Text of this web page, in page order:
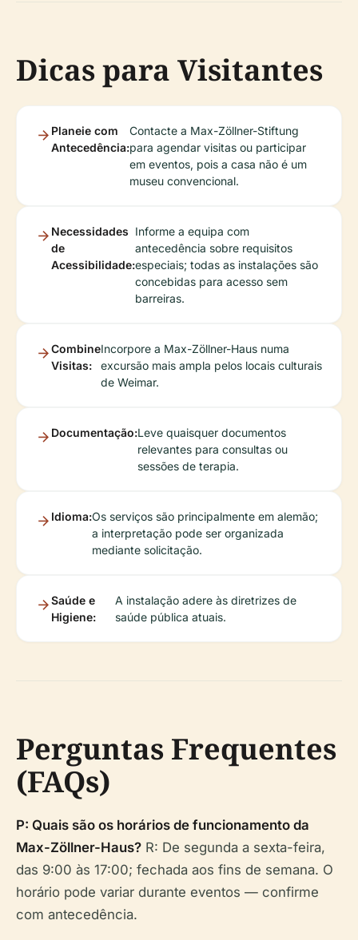
Dicas para Visitantes
Planeie com
Antecedência:
Contacte a Max-Zöllner-Stiftung
para agendar visitas ou participar
em eventos, pois a casa não é um
museu convencional.
Necessidades
de
Acessibilidade:
Informe a equipa com
antecedência sobre requisitos
especiais; todas as instalações são
concebidas para acesso sem
barreiras.
Combine
Visitas:
Incorpore a Max-Zöllner-Haus numa
excursão mais ampla pelos locais culturais
de Weimar.
Documentação:Leve quaisquer documentos
relevantes para consultas ou
sessões de terapia.
Idioma:Os serviços são principalmente em alemão;
a interpretação pode ser organizada
mediante solicitação.
Saúde e
Higiene:
A instalação adere às diretrizes de
saúde pública atuais.
Perguntas Frequentes
(FAQs)
P: Quais são os horários de funcionamento da
Max-Zöllner-Haus? R: De segunda a sexta-feira,
das 9:00 às 17:00; fechada aos fins de semana. O
horário pode variar durante eventos — confirme
com antecedência.